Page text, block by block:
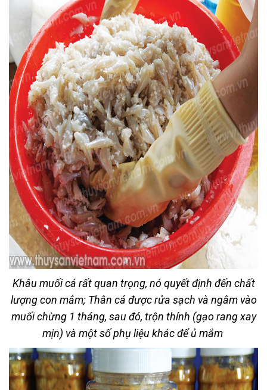
Khâu muối cá rất quan trọng, nó quyết định đến chất
lượng con mắm; Thân cá được rửa sạch và ngâm vào
muối chừng 1 tháng, sau đó, trộn thính (gạo rang xay
mịn) và một số phụ liệu khác để ủ mắm